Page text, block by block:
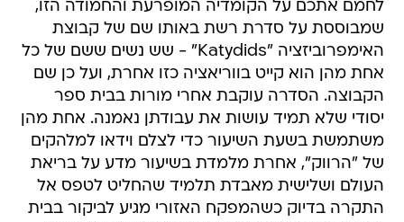
לחמם אתכם על הקומדיה המופרעת והחמודה הזו,
שמבוססת על סדרת רשת באותו שם של קבוצת
האימפרוביזציה "Katydids" - שש נשים ששם של כל
אחת מהן הוא קייט בווריאציה כזו אחרת, ועל כן שם
הקבוצה. הסדרה עוקבת אחרי מורות בבית ספר
יסודי שלא תמיד עושות את עבודתן נאמנה. אחת מהן
משתמשת בשעת השיעור כדי לצלם וידאו למלהקים
של "הרווק", אחרת מלמדת בשיעור מדע על בריאת
העולם ושלישית מאבדת תלמיד שהחליט לטפס אל
התקרה בדיוק כשהמפקח האזורי מגיע לביקור בבית